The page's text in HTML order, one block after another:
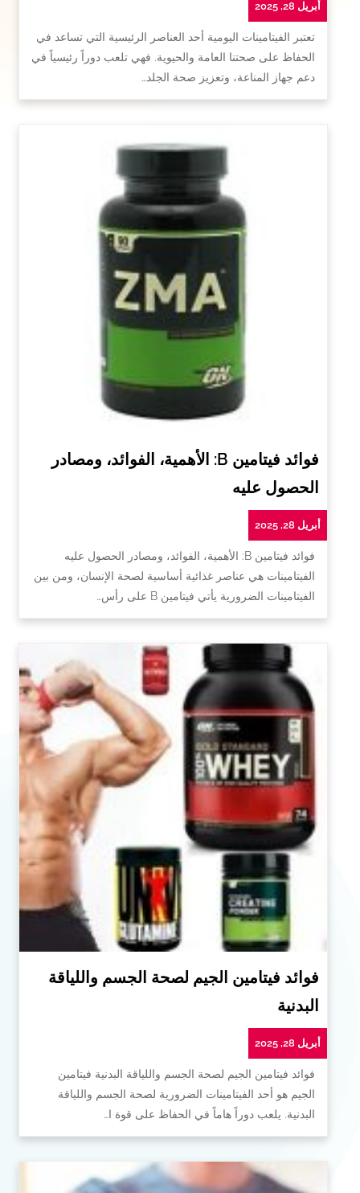
أبريل 28, 2025
تعتبر الفيتامينات اليومية أحد العناصر الرئيسية التي تساعد في
الحفاظ على صحتنا العامة والحيوية. فهي تلعب دوراً رئيسياً في
دعم جهاز المناعة، وتعزيز صحة الجلد…
فوائد فيتامين B: الأهمية، الفوائد، ومصادر
الحصول عليه
أبريل 28, 2025
فوائد فيتامين B: الأهمية، الفوائد، ومصادر الحصول عليه
الفيتامينات هي عناصر غذائية أساسية لصحة الإنسان، ومن بين
الفيتامينات الضرورية يأتي فيتامين B على رأس…
فوائد فيتامين الجيم لصحة الجسم واللياقة
البدنية
أبريل 28, 2025
فوائد فيتامين الجيم لصحة الجسم واللياقة البدنية فيتامين
الجيم هو أحد الفيتامينات الضرورية لصحة الجسم واللياقة
البدنية. يلعب دوراً هاماً في الحفاظ على قوة ا…